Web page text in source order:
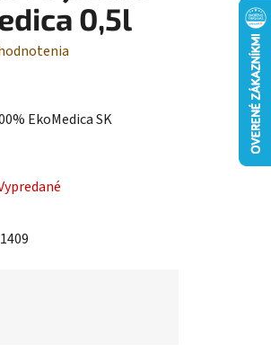
0,5l
EkoMedica SK
1409